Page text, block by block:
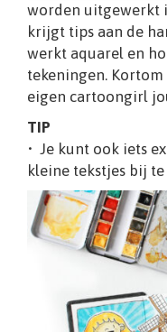
worden uitgewerkt
krijgt tips aan de
werkt aquarel en
tekeningen.
eigen cartoongirl
TIP
• Je kunt ook iets
kleine tekstjes bij